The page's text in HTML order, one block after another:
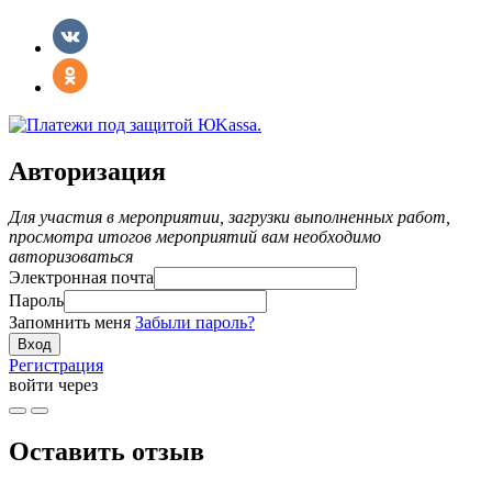
Авторизация
Для участия в мероприятии, загрузки выполненных работ,
просмотра итогов мероприятий вам необходимо
авторизоваться
Электронная почта
Пароль
Запомнить меня Забыли пароль?
Регистрация
войти через
Оставить отзыв